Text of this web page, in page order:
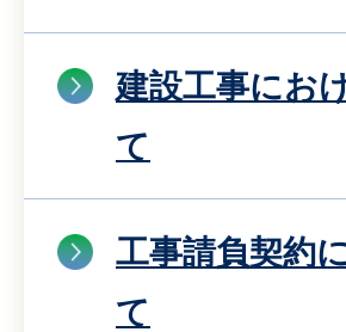
建設工事にお
て
工事請負契約
て